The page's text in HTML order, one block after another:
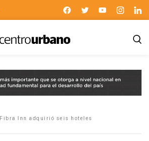
Fibra Inn adquirió seis hoteles